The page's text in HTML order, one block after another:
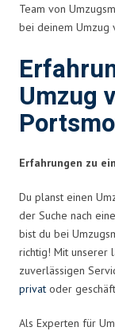
Team von
bei deinem Umzug
Umzug
Erfahrungen zu
Du planst einen
der Suche nach
bist du bei
richtig! Mit unserer
zuverlässigen
privat oder
Als Experten für